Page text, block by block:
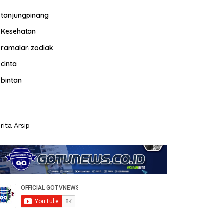
tanjungpinang
Kesehatan
ramalan zodiak
cinta
bintan
Arsip